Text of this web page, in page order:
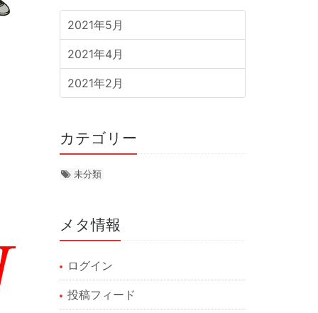
2021年5月
2021年4月
2021年2月
カテゴリー
未分類
メタ情報
ログイン
投稿フィード